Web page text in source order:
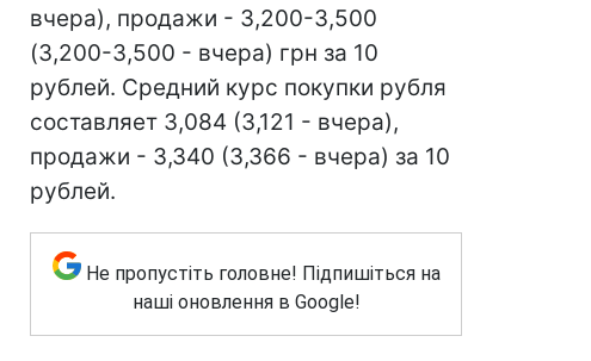
вчера), продажи - 3,200-3,500
(3,200-3,500 - вчера) грн за 10
рублей. Средний курс покупки рубля
составляет 3,084 (3,121 - вчера),
продажи - 3,340 (3,366 - вчера) за 10
рублей.
Не пропустіть головне! Підпишіться на
наші оновлення в Google!